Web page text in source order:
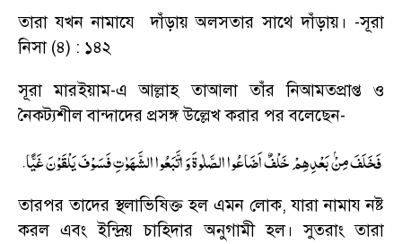
তারা যখন নামাযে দাঁড়ায় অলসতার সাথে দাঁড়ায়। -সূরা
নিসা (৪) : ১৪২
সূরা মারইয়াম-এ আল্লাহ তাআলা তাঁর নিআমতপ্রাপ্ত ও
নৈকট্যশীল বান্দাদের প্রসঙ্গ উল্লেখ করার পর বলেছেন-
فَخَلَفَ مِنْۢ بَعْدِهِمْ خَلْفٌ اَضَاعُوا الصَّلٰوةَ وَ اتَّبَعُوا الشَّهَوٰتِ فَسَوْفَ یَلْقَوْنَ غَیًّا.
তারপর তাদের স্থলাভিষিক্ত হল এমন লোক,যারা নামায নষ্ট
করল এবং ইন্দ্রিয় চাহিদার অনুগামী হল। সুতরাং তারা